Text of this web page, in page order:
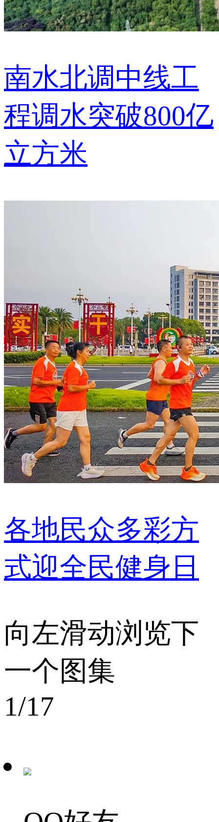
南水北调中线工
程调水突破800亿
立方米
各地民众多彩方
式迎全民健身日
向左滑动浏览下
一个图集
1/17